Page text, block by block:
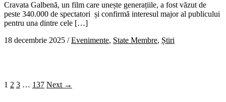
Cravata Galbenă, un film care unește generațiile, a fost văzut de
peste 340.000 de spectatori și confirmă interesul major al publicului
pentru una dintre cele […]
18 decembrie 2025 /Evenimente, State Membre, Știri
1 2 3 … 137 Next →